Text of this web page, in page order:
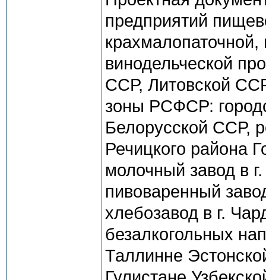
предприятий
крахмалопаточной,
винодельческой
ССР, Литовской
зоны РСФСР:
Белорусской ССР,
Речицкого района
молочный завод в
пивоваренный
хлебозавод в г.
безалкогольных
Таллинне